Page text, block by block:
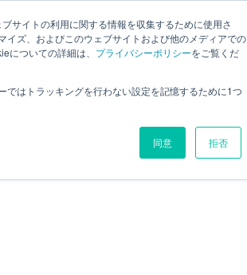
サイトの利用に関する情報を収集するために使用さ
ズ、およびこのウェブサイトおよび他のメディアでの
ついての詳細は、 プライバシーポリシーをご覧くだ
はトラッキングを行わない設定を記憶するために1つ
同意 拒否
取得